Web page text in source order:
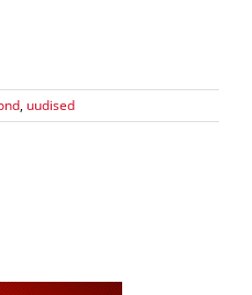
, uudised